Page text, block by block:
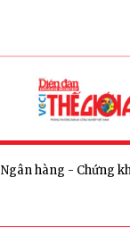
Ngân hàng - Chứng